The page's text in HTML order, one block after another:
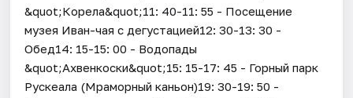
&quot;Корела&quot;11: 40-11: 55 - Посещение
музея Иван-чая с дегустацией12: 30-13: 30 -
Обед14: 15-15: 00 - Водопады
&quot;Ахвенкоски&quot;15: 15-17: 45 - Горный парк
Рускеала (Мраморный каньон)19: 30-19: 50 -